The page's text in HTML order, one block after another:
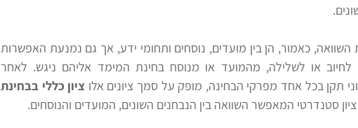
כאמור, הן בין מועדים, נוסחים ותחומי ידע, אך גם נמנעת האפשרות
לחיוב או לשלילה, מהמועד או מנוסח בחינת המימד אליהם ניגש. לאחר
תקן בכל אחד מפרקי הבחינה, מופק על סמך ציונים אלו ציון כללי בבחינת
סטנדרטי המאפשר השוואה בין הנבחנים השונים, המועדים והנוסחים.